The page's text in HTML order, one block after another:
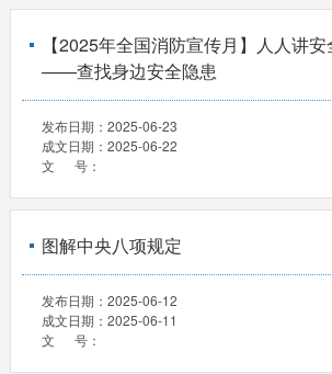
【2025年全国消防宣传月】人人讲
——查找身边安全隐患
发布日期： 2025-06-23
成文日期： 2025-06-22
文 号：
图解中央八项规定
发布日期： 2025-06-12
成文日期： 2025-06-11
文 号：